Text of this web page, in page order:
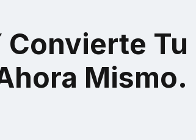
Convierte Tu
Mismo.